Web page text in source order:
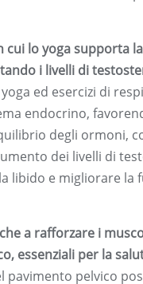
cui lo yoga supporta
i livelli di
ed esercizi di
endocrino,
degli ormoni,
dei livelli di
libido e migliorare la
a rafforzare i
essenziali per la
pavimento pelvico